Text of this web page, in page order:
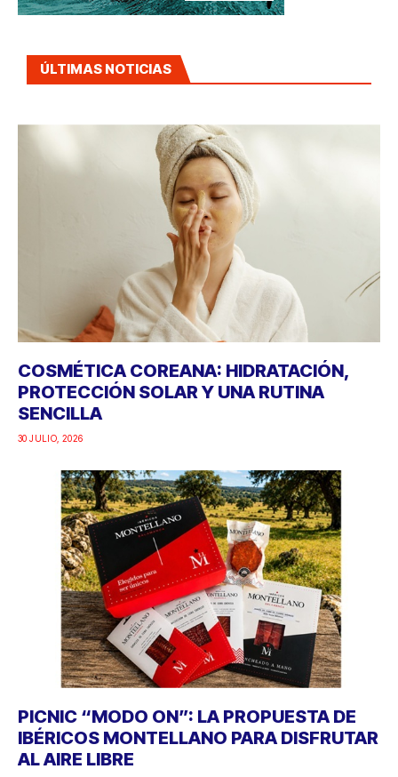
ÚLTIMAS NOTICIAS
COSMÉTICA COREANA: HIDRATACIÓN,
PROTECCIÓN SOLAR Y UNA RUTINA
SENCILLA
30 JULIO, 2026
PICNIC “MODO ON”: LA PROPUESTA DE
IBÉRICOS MONTELLANO PARA DISFRUTAR
AL AIRE LIBRE